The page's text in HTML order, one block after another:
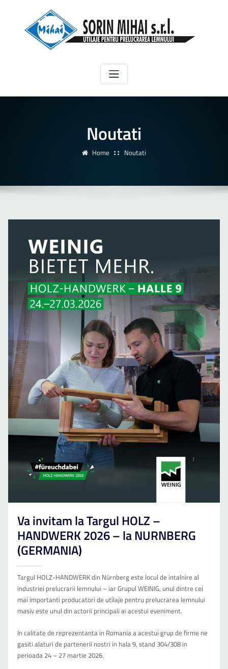
Noutati
Home Noutati
Va invitam la Targul HOLZ –
HANDWERK 2026 – la NURNBERG
(GERMANIA)
Targul HOLZ-HANDWERK din Nürnberg este locul de intalnire al
industriei prelucrarii lemnului – iar Grupul WEINIG, unul dintre cei
mai importanti producatori de utilaje pentru prelucrarea lemnului
masiv este unul din actorii principali ai acestui eveniment.
In calitate de reprezentanta in Romania a acestui grup de firme ne
gasiti alaturi de partenerii nostri in hala 9, stand 304/308 in
perioada 24 – 27 martie 2026.